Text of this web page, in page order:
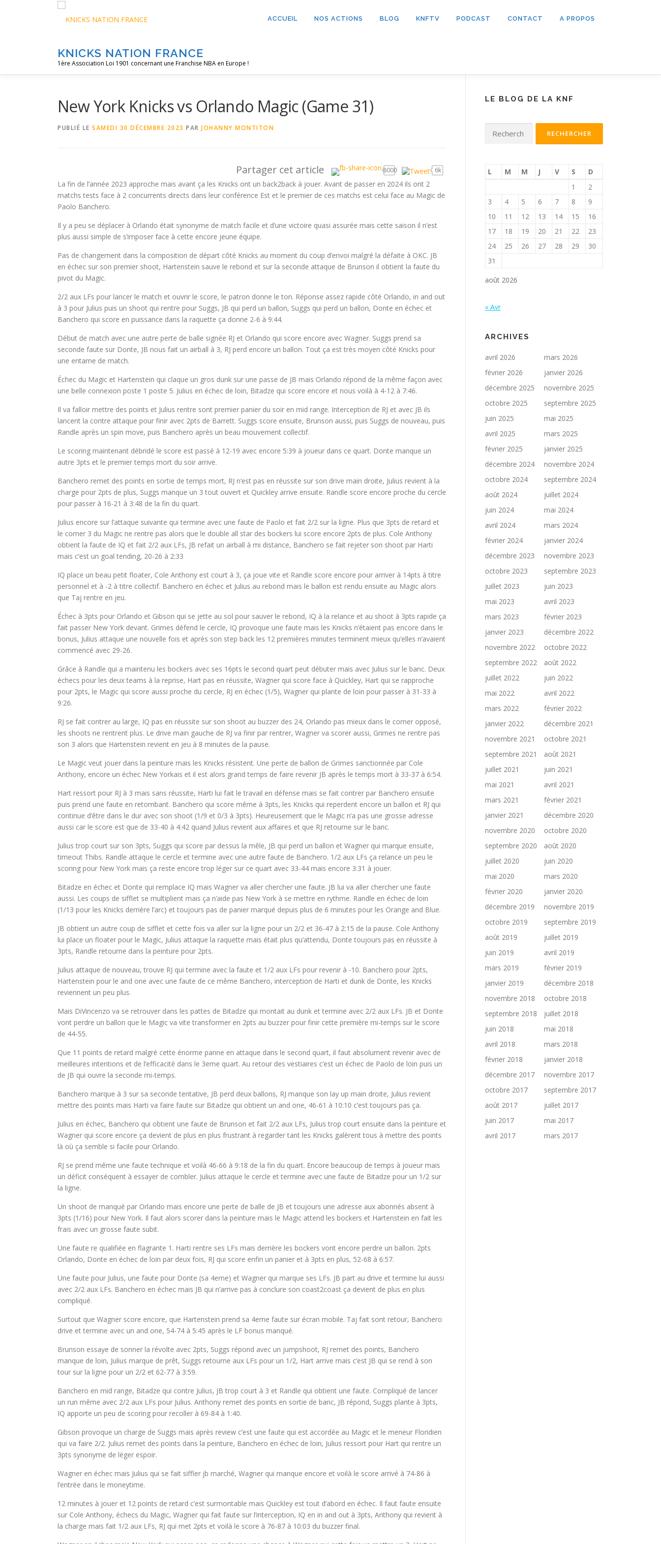
KNICKS NATION FRANCE
1ère Association Loi 1901 concernant une Franchise NBA en Europe !
ACCUEIL NOS ACTIONS BLOG KNFTV PODCAST CONTACT A PROPOS
New York Knicks vs Orlando Magic (Game 31)
PUBLIÉ LE SAMEDI 30 DÉCEMBRE 2023 PAR JOHANNY MONTITON
Partager cet article 8000 6k
La fin de l’année 2023 approche mais avant ça les Knicks ont un back2back à jouer. Avant de passer en 2024 ils ont 2
matchs tests face à 2 concurrents directs dans leur conférence Est et le premier de ces matchs est celui face au Magic de
Paolo Banchero.
Il y a peu se déplacer à Orlando était synonyme de match facile et d’une victoire quasi assurée mais cette saison il n’est
plus aussi simple de s’imposer face à cette encore jeune équipe.
Pas de changement dans la composition de départ côté Knicks au moment du coup d’envoi malgré la défaite à OKC. JB
en échec sur son premier shoot, Hartenstein sauve le rebond et sur la seconde attaque de Brunson il obtient la faute du
pivot du Magic.
2/2 aux LFs pour lancer le match et ouvrir le score, le patron donne le ton. Réponse assez rapide côté Orlando, in and out
à 3 pour Julius puis un shoot qui rentre pour Suggs, JB qui perd un ballon, Suggs qui perd un ballon, Donte en échec et
Banchero qui score en puissance dans la raquette ça donne 2-6 à 9:44.
Début de match avec une autre perte de balle signée RJ et Orlando qui score encore avec Wagner. Suggs prend sa
seconde faute sur Donte, JB nous fait un airball à 3, RJ perd encore un ballon. Tout ça est très moyen côté Knicks pour
une entame de match.
Échec du Magic et Hartenstein qui claque un gros dunk sur une passe de JB mais Orlando répond de la même façon avec
une belle connexion poste 1 poste 5. Julius en échec de loin, Bitadze qui score encore et nous voilà à 4-12 à 7:46.
Il va falloir mettre des points et Julius rentre sont premier panier du soir en mid range. Interception de RJ et avec JB ils
lancent la contre attaque pour finir avec 2pts de Barrett. Suggs score ensuite, Brunson aussi, puis Suggs de nouveau, puis
Randle après un spin move, puis Banchero après un beau mouvement collectif.
Le scoring maintenant débridé le score est passé à 12-19 avec encore 5:39 à joueur dans ce quart. Donte manque un
autre 3pts et le premier temps mort du soir arrive.
Banchero remet des points en sortie de temps mort, RJ n’est pas en réussite sur son drive main droite, Julius revient à la
charge pour 2pts de plus, Suggs manque un 3 tout ouvert et Quickley arrive ensuite. Randle score encore proche du cercle
pour passer à 16-21 à 3:48 de la fin du quart.
Julius encore sur l’attaque suivante qui termine avec une faute de Paolo et fait 2/2 sur la ligne. Plus que 3pts de retard et
le corner 3 du Magic ne rentre pas alors que le double all star des bockers lui score encore 2pts de plus. Cole Anthony
obtient la faute de IQ et fait 2/2 aux LFs, JB refait un airball à mi distance, Banchero se fait rejeter son shoot par Harti
mais c’est un goal tending, 20-26 à 2:33
IQ place un beau petit floater, Cole Anthony est court à 3, ça joue vite et Randle score encore pour arriver à 14pts à titre
personnel et à -2 à titre collectif. Banchero en échec et Julius au rebond mais le ballon est rendu ensuite au Magic alors
que Taj rentre en jeu.
Échec à 3pts pour Orlando et Gibson qui se jette au sol pour sauver le rebond, IQ à la relance et au shoot à 3pts rapide ça
fait passer New York devant. Grimes défend le cercle, IQ provoque une faute mais les Knicks n’étaient pas encore dans le
bonus, Julius attaque une nouvelle fois et après son step back les 12 premières minutes terminent mieux qu’elles n’avaient
commencé avec 29-26.
Grâce à Randle qui a maintenu les bockers avec ses 16pts le second quart peut débuter mais avec Julius sur le banc. Deux
échecs pour les deux teams à la reprise, Hart pas en réussite, Wagner qui score face à Quickley, Hart qui se rapproche
pour 2pts, le Magic qui score aussi proche du cercle, RJ en échec (1/5), Wagner qui plante de loin pour passer à 31-33 à
9:26.
RJ se fait contrer au large, IQ pas en réussite sur son shoot au buzzer des 24, Orlando pas mieux dans le corner opposé,
les shoots ne rentrent plus. Le drive main gauche de RJ va finir par rentrer, Wagner va scorer aussi, Grimes ne rentre pas
son 3 alors que Hartenstein revient en jeu à 8 minutes de la pause.
Le Magic veut jouer dans la peinture mais les Knicks résistent. Une perte de ballon de Grimes sanctionnée par Cole
Anthony, encore un échec New Yorkais et il est alors grand temps de faire revenir JB après le temps mort à 33-37 à 6:54.
Hart ressort pour RJ à 3 mais sans réussite, Harti lui fait le travail en défense mais se fait contrer par Banchero ensuite
puis prend une faute en retombant. Banchero qui score même à 3pts, les Knicks qui reperdent encore un ballon et RJ qui
continue d’être dans le dur avec son shoot (1/9 et 0/3 à 3pts). Heureusement que le Magic n’a pas une grosse adresse
aussi car le score est que de 33-40 à 4:42 quand Julius revient aux affaires et que RJ retourne sur le banc.
Julius trop court sur son 3pts, Suggs qui score par dessus la mêle, JB qui perd un ballon et Wagner qui marque ensuite,
timeout Thibs. Randle attaque le cercle et termine avec une autre faute de Banchero. 1/2 aux LFs ça relance un peu le
scoring pour New York mais ça reste encore trop léger sur ce quart avec 33-44 mais encore 3:31 à jouer.
Bitadze en échec et Donte qui remplace IQ mais Wagner va aller chercher une faute. JB lui va aller chercher une faute
aussi. Les coups de sifflet se multiplient mais ça n’aide pas New York à se mettre en rythme. Randle en échec de loin
(1/13 pour les Knicks derrière l’arc) et toujours pas de panier marqué depuis plus de 6 minutes pour les Orange and Blue.
JB obtient un autre coup de sifflet et cette fois va aller sur la ligne pour un 2/2 et 36-47 à 2:15 de la pause. Cole Anthony
lui place un floater pour le Magic, Julius attaque la raquette mais était plus qu’attendu, Donte toujours pas en réussite à
3pts, Randle retourne dans la peinture pour 2pts.
Julius attaque de nouveau, trouve RJ qui termine avec la faute et 1/2 aux LFs pour revenir à -10. Banchero pour 2pts,
Hartenstein pour le and one avec une faute de ce même Banchero, interception de Harti et dunk de Donte, les Knicks
reviennent un peu plus.
Mais DiVincenzo va se retrouver dans les pattes de Bitadze qui montait au dunk et termine avec 2/2 aux LFs. JB et Donte
vont perdre un ballon que le Magic va vite transformer en 2pts au buzzer pour finir cette première mi-temps sur le score
de 44-55.
Que 11 points de retard malgré cette énorme panne en attaque dans le second quart, il faut absolument revenir avec de
meilleures intentions et de l’efficacité dans le 3eme quart. Au retour des vestiaires c’est un échec de Paolo de loin puis un
de JB qui ouvre la seconde mi-temps.
Banchero marque à 3 sur sa seconde tentative, JB perd deux ballons, RJ manque son lay up main droite, Julius revient
mettre des points mais Harti va faire faute sur Bitadze qui obtient un and one, 46-61 à 10:10 c’est toujours pas ça.
Julius en échec, Banchero qui obtient une faute de Brunson et fait 2/2 aux LFs, Julius trop court ensuite dans la peinture et
Wagner qui score encore ça devient de plus en plus frustrant à regarder tant les Knicks galèrent tous à mettre des points
là où ça semble si facile pour Orlando.
RJ se prend même une faute technique et voilà 46-66 à 9:18 de la fin du quart. Encore beaucoup de temps à joueur mais
un déficit conséquent à essayer de combler. Julius attaque le cercle et termine avec une faute de Bitadze pour un 1/2 sur
la ligne.
Un shoot de manqué par Orlando mais encore une perte de balle de JB et toujours une adresse aux abonnés absent à
3pts (1/16) pour New York. Il faut alors scorer dans la peinture mais le Magic attend les bockers et Hartenstein en fait les
frais avec un grosse faute subit.
Une faute re qualifiée en flagrante 1. Harti rentre ses LFs mais derrière les bockers vont encore perdre un ballon. 2pts
Orlando, Donte en échec de loin par deux fois, RJ qui score enfin un panier et à 3pts en plus, 52-68 à 6:57.
Une faute pour Julius, une faute pour Donte (sa 4eme) et Wagner qui marque ses LFs. JB part au drive et termine lui aussi
avec 2/2 aux LFs. Banchero en échec mais JB qui n’arrive pas à conclure son coast2coast ça devient de plus en plus
compliqué.
Surtout que Wagner score encore, que Hartenstein prend sa 4eme faute sur écran mobile. Taj fait sont retour, Banchero
drive et termine avec un and one, 54-74 à 5:45 après le LF bonus manqué.
Brunson essaye de sonner la révolte avec 2pts, Suggs répond avec un jumpshoot, RJ remet des points, Banchero
manque de loin, Julius marque de prêt, Suggs retourne aux LFs pour un 1/2, Hart arrive mais c’est JB qui se rend à son
tour sur la ligne pour un 2/2 et 62-77 à 3:59.
Banchero en mid range, Bitadze qui contre Julius, JB trop court à 3 et Randle qui obtient une faute. Compliqué de lancer
un run même avec 2/2 aux LFs pour Julius. Anthony remet des points en sortie de banc, JB répond, Suggs plante à 3pts,
IQ apporte un peu de scoring pour recoller à 69-84 à 1:40.
Gibson provoque un charge de Suggs mais après review c’est une faute qui est accordée au Magic et le meneur Floridien
qui va faire 2/2. Julius remet des points dans la peinture, Banchero en échec de loin, Julius ressort pour Hart qui rentre un
3pts synonyme de léger espoir.
Wagner en échec mais Julius qui se fait siffler jb marché, Wagner qui manque encore et voilà le score arrivé à 74-86 à
l’entrée dans le moneytime.
12 minutes à jouer et 12 points de retard c’est surmontable mais Quickley est tout d’abord en échec. Il faut faute ensuite
sur Cole Anthony, échecs du Magic, Wagner qui fait faute sur l’interception, IQ en in and out à 3pts, Anthony qui revient à
la charge mais fait 1/2 aux LFs, RJ qui met 2pts et voilà le score à 76-87 à 10:03 du buzzer final.
LE BLOG DE LA KNF
août 2026
L M M J V S
D
1
2
3
4 5 6 7 8
9
10
11 12 13 14 15
16
17
18 19 20 21 22
23
24
25 26 27 28 29
30
31
« Avr
ARCHIVES
avril 2026
mars 2026
février 2026
janvier 2026
décembre 2025
novembre 2025
octobre 2025
septembre 2025
juin 2025
mai 2025
avril 2025
mars 2025
février 2025
janvier 2025
décembre 2024
novembre 2024
octobre 2024
septembre 2024
août 2024
juillet 2024
juin 2024
mai 2024
avril 2024
mars 2024
février 2024
janvier 2024
décembre 2023
novembre 2023
octobre 2023
septembre 2023
juillet 2023
juin 2023
mai 2023
avril 2023
mars 2023
février 2023
janvier 2023
décembre 2022
novembre 2022
octobre 2022
septembre 2022
août 2022
juillet 2022
juin 2022
mai 2022
avril 2022
mars 2022
février 2022
janvier 2022
décembre 2021
novembre 2021
octobre 2021
septembre 2021
août 2021
juillet 2021
juin 2021
mai 2021
avril 2021
mars 2021
février 2021
janvier 2021
décembre 2020
novembre 2020
octobre 2020
septembre 2020
août 2020
juillet 2020
juin 2020
mai 2020
mars 2020
février 2020
janvier 2020
décembre 2019
novembre 2019
octobre 2019
septembre 2019
août 2019
juillet 2019
juin 2019
avril 2019
mars 2019
février 2019
janvier 2019
décembre 2018
novembre 2018
octobre 2018
septembre 2018
juillet 2018
juin 2018
mai 2018
avril 2018
mars 2018
février 2018
janvier 2018
décembre 2017
novembre 2017
octobre 2017
septembre 2017
août 2017
juillet 2017
juin 2017
mai 2017
avril 2017
mars 2017